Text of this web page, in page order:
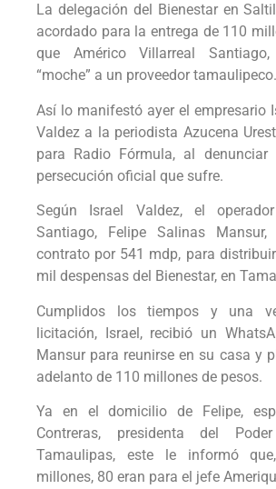
La delegación del Bienestar en
acordado para la entrega de 110
que Américo Villarreal
“moche” a un proveedor tamaulipeco.
Así lo manifestó ayer el empresario
Valdez a la periodista Azucena
para Radio Fórmula, al
persecución oficial que sufre.
Según Israel Valdez, el
Santiago, Felipe Salinas
contrato por 541 mdp, para
mil despensas del Bienestar, en
Cumplidos los tiempos y una
licitación, Israel, recibió un
Mansur para reunirse en su casa y
adelanto de 110 millones de pesos.
Ya en el domicilio de Felipe,
Contreras, presidenta del
Tamaulipas, este le informó
millones, 80 eran para el jefe